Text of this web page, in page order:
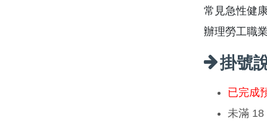
常見急性健
辦理勞工職
掛號
已完成
未滿 18